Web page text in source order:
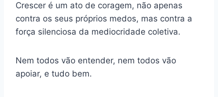
Crescer é um ato de coragem, não apenas
contra os seus próprios medos, mas contra a
força silenciosa da mediocridade coletiva.
Nem todos vão entender, nem todos vão
apoiar, e tudo bem.